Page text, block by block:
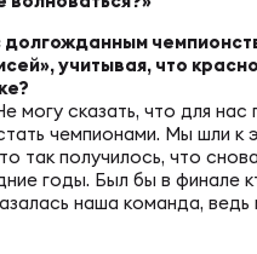
учитывая, что
могу сказать, что для
чемпионами. Мы шли к
так получилось, что
годы. Был бы в финале
наша команда, ведь